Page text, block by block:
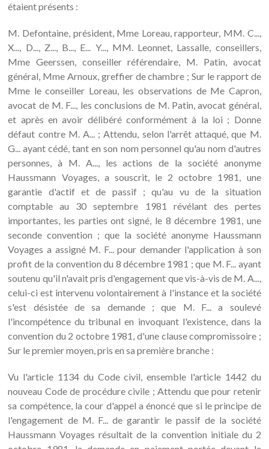
étaient présents :
M. Defontaine, président, Mme Loreau, rapporteur, MM. C...,
X..., D..., Z..., B..., E... Y..., MM. Leonnet, Lassalle, conseillers,
Mme Geerssen, conseiller référendaire, M. Patin, avocat
général, Mme Arnoux, greffier de chambre ; Sur le rapport de
Mme le conseiller Loreau, les observations de Me Capron,
avocat de M. F..., les conclusions de M. Patin, avocat général,
et après en avoir délibéré conformément à la loi ; Donne
défaut contre M. A... ; Attendu, selon l'arrêt attaqué, que M.
G... ayant cédé, tant en son nom personnel qu'au nom d'autres
personnes, à M. A..., les actions de la société anonyme
Haussmann Voyages, a souscrit, le 2 octobre 1981, une
garantie d'actif et de passif ; qu'au vu de la situation
comptable au 30 septembre 1981 révélant des pertes
importantes, les parties ont signé, le 8 décembre 1981, une
seconde convention ; que la société anonyme Haussmann
Voyages a assigné M. F... pour demander l'application à son
profit de la convention du 8 décembre 1981 ; que M. F... ayant
soutenu qu'il n'avait pris d'engagement que vis-à-vis de M. A...,
celui-ci est intervenu volontairement à l'instance et la société
s'est désistée de sa demande ; que M. F... a soulevé
l'incompétence du tribunal en invoquant l'existence, dans la
convention du 2 octobre 1981, d'une clause compromissoire ;
Sur le premier moyen, pris en sa première branche :
Vu l'article 1134 du Code civil, ensemble l'article 1442 du
nouveau Code de procédure civile ; Attendu que pour retenir
sa compétence, la cour d'appel a énoncé que si le principe de
l'engagement de M. F... de garantir le passif de la société
Haussmann Voyages résultait de la convention initiale du 2